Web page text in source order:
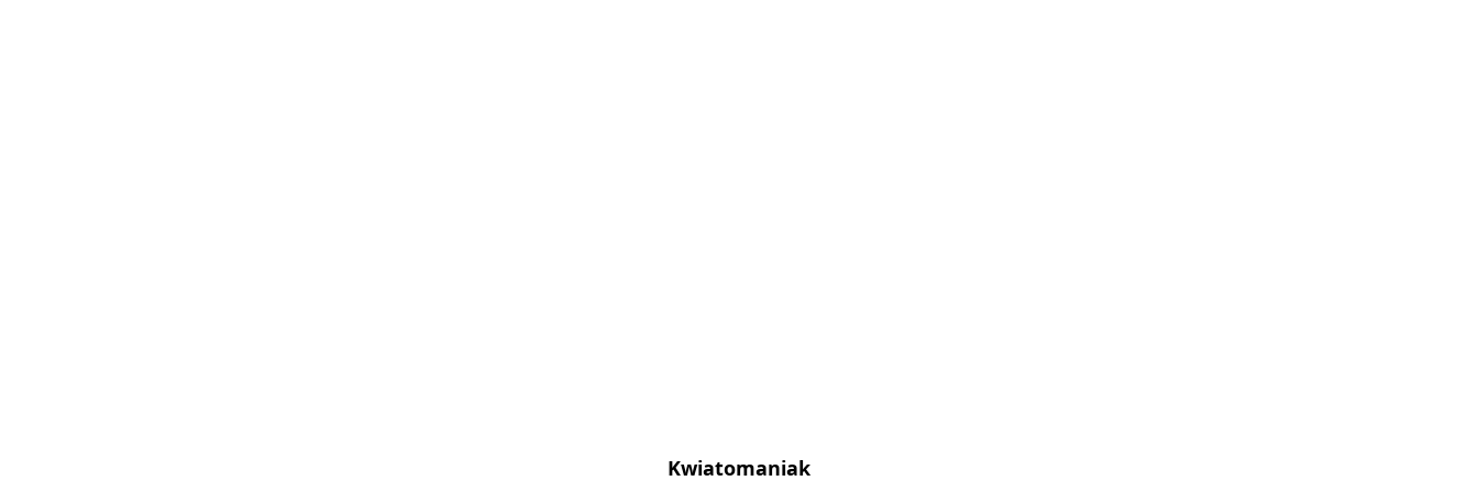
Kwiatomaniak